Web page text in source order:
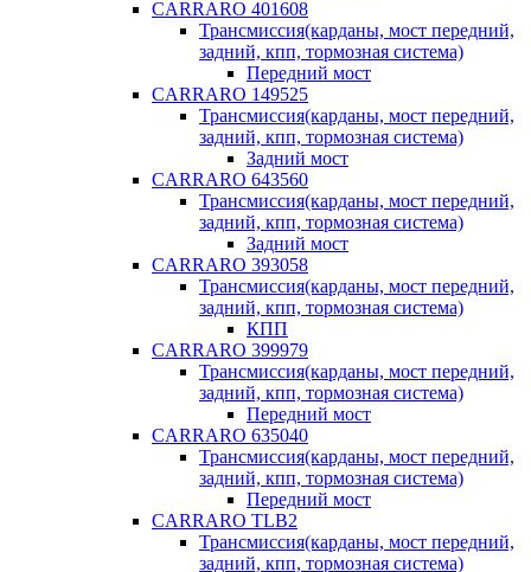
CARRARO 401608
Трансмиссия(карданы, мост передний,
задний, кпп, тормозная система)
Передний мост
CARRARO 149525
Трансмиссия(карданы, мост передний,
задний, кпп, тормозная система)
Задний мост
CARRARO 643560
Трансмиссия(карданы, мост передний,
задний, кпп, тормозная система)
Задний мост
CARRARO 393058
Трансмиссия(карданы, мост передний,
задний, кпп, тормозная система)
КПП
CARRARO 399979
Трансмиссия(карданы, мост передний,
задний, кпп, тормозная система)
Передний мост
CARRARO 635040
Трансмиссия(карданы, мост передний,
задний, кпп, тормозная система)
Передний мост
CARRARO TLB2
Трансмиссия(карданы, мост передний,
задний, кпп, тормозная система)